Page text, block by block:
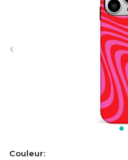
Couleur: